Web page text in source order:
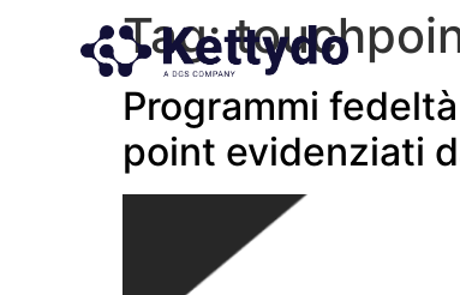
Tag:
Programmi
point evidenziati